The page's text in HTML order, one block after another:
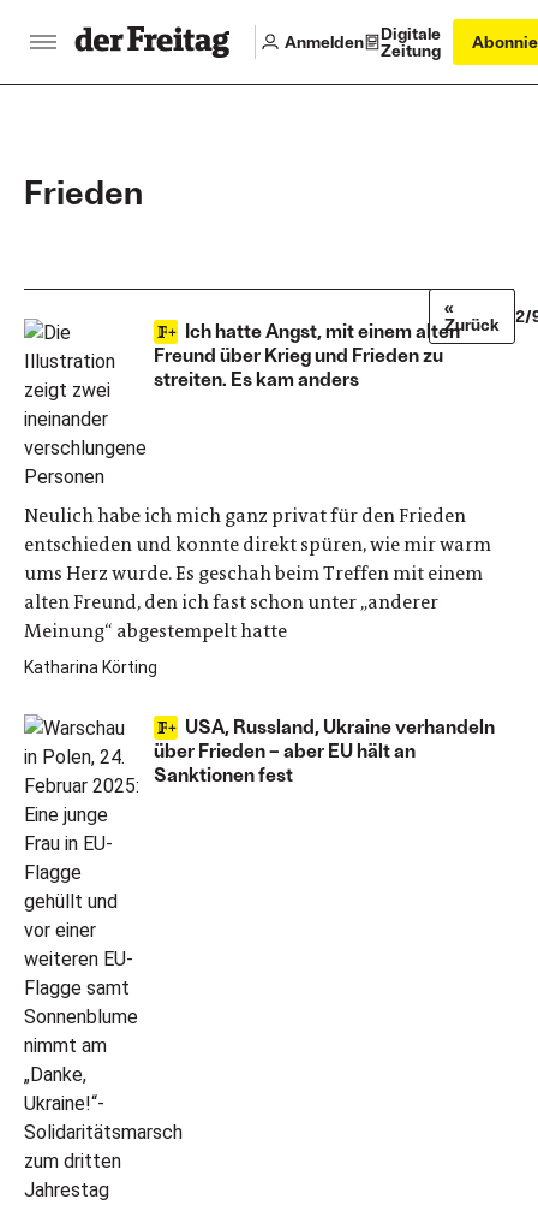
Anmelden
Digitale
Zeitung
Frieden
Ich hatte Angst, mit einem alten
Freund über Krieg und Frieden zu
streiten. Es kam anders
Neulich habe ich mich ganz privat für den Frieden
entschieden und konnte direkt spüren, wie mir warm
ums Herz wurde. Es geschah beim Treffen mit einem
alten Freund, den ich fast schon unter „anderer
Meinung“ abgestempelt hatte
Katharina Körting
USA, Russland, Ukraine verhandeln
über Frieden – aber EU hält an
Sanktionen fest
«
Zurück
2/